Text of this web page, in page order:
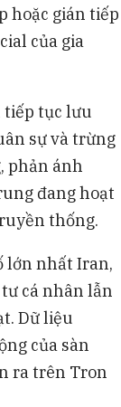
Hồi giáo
dự án tiền
lên tranh
liên quan
hoặc gián tiếp
của gia
tiếp tục lưu
sự và trừng
phản ánh
đang hoạt
thống.
lớn nhất Iran,
cá nhân lẫn
Dữ liệu
của sàn
ra trên Tron